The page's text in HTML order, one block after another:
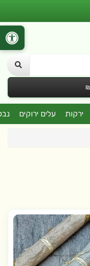
ירקות עלים ירוקים